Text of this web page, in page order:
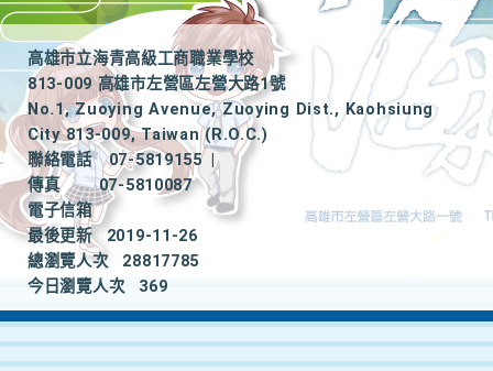
高雄市立海青高級工商職業學校
813-009 高雄市左營區左營大路1號
No.1, Zuoying Avenue, Zuoying Dist., Kaohsiung
City 813-009, Taiwan (R.O.C.)
聯絡電話
07-5819155
|
傳真
07-5810087
電子信箱
最後更新
2019-11-26
總瀏覽人次
28817785
今日瀏覽人次
369